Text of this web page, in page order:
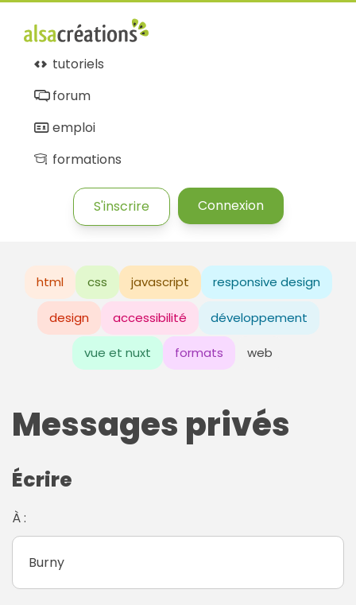
tutoriels
forum
emploi
formations
S'inscrire Connexion
html css javascript responsive design
design accessibilité développement
vue et nuxt formats web
Messages privés
Écrire
À :